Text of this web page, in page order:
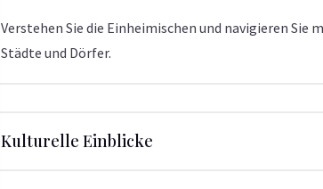
Verstehen Sie die Einheimischen und navigieren Sie
Städte und Dörfer.
Kulturelle Einblicke